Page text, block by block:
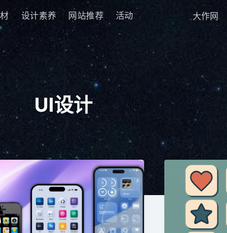
设计素养 网站推荐 活动 大作网
UI设计